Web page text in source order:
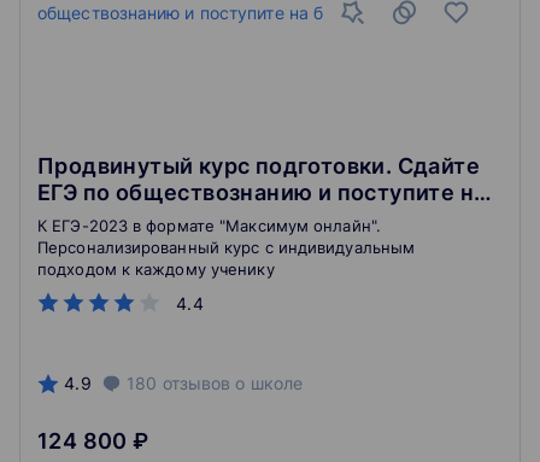
Продвинутый курс подготовки. Сдайте
ЕГЭ по обществознанию и поступите на
бюджет
4.4
К ЕГЭ-2023 в формате "Максимум онлайн".
Персонализированный курс с индивидуальным
подходом к каждому ученику
4.9 180 отзывов о школе
124 800 ₽